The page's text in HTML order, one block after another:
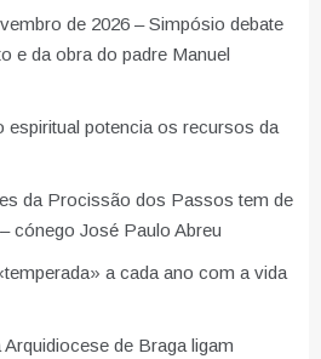
de 2026 – Simpósio debate
e da obra do padre Manuel
espiritual potencia os recursos da
da Procissão dos Passos tem de
cónego José Paulo Abreu
a cada ano com a vida
de Braga ligam